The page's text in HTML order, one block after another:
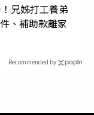
兄姊打工養弟
、補助款離家
Recommended by